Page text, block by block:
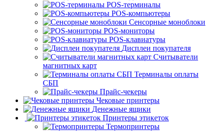
POS-терминалы
POS-компьютеры
Сенсорные моноблоки
POS-мониторы
POS-клавиатуры
Дисплеи покупателя
Считыватели
магнитных карт
Терминалы оплаты
СБП
Прайс-чекеры
Чековые принтеры
Денежные ящики
Принтеры этикеток
Термопринтеры